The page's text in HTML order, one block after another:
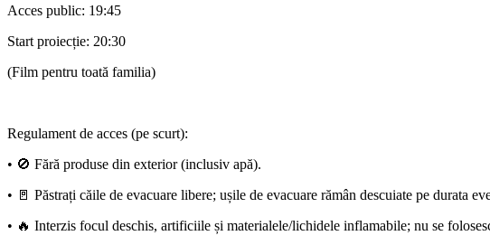
Acces public: 19:45
Start proiecție: 20:30
(Film pentru toată familia)
Regulament de acces (pe scurt):
• 🚫 Fără produse din exterior (inclusiv apă).
• 🚪 Păstrați căile de evacuare libere; ușile de evacuare rămân descuiate pe durata
• 🔥 Interzis focul deschis, artificiile și materialele/lichidele inflamabile; nu se